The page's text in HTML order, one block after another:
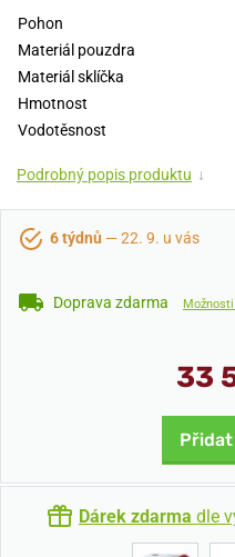
Pohon
Materiál pouzdra
Materiál sklíčka
Hmotnost
Vodotěsnost
Podrobný popis produktu ↓
6 týdnů — 22. 9. u vás
Doprava zdarma
33
Dárek zdarma dle